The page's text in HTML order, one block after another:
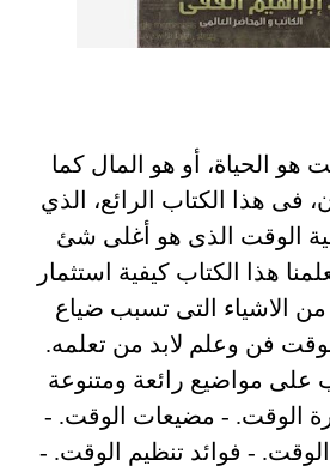
هو الحياة، أو هو المال كما
فى هذا الكتاب الرائع، الذي
الوقت الذى هو أغلى شئ
هذا الكتاب كيفية استثمار
من الاشياء التى تسبب ضياع
الوقت فن وعلم لابد من تعلمه.
على مواضيع رائعة ومتنوعة
الوقت. - مضيعات الوقت. -
- فوائد تنظيم الوقت. -